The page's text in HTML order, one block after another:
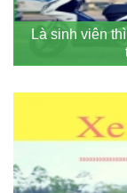
Là sinh viên